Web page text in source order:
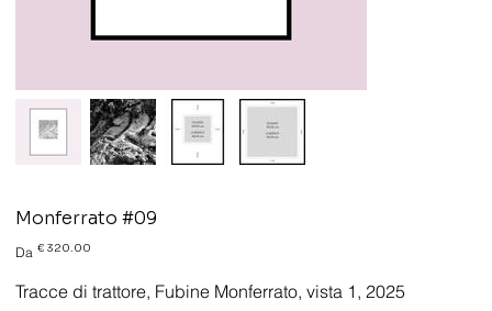
Monferrato #09
Da Prezzo
€ 320.00
Tracce di trattore, Fubine Monferrato, vista 1, 2025